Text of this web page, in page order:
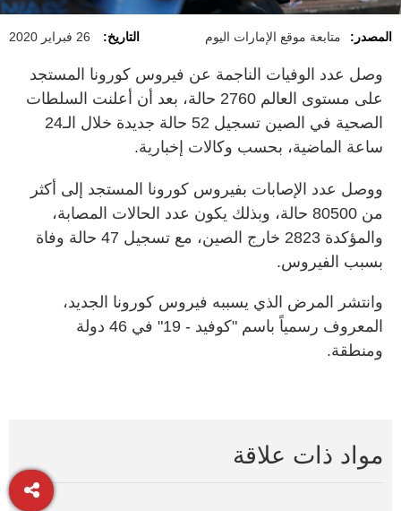
المصدر: متابعة موقع الإمارات اليوم التاريخ: 26 فبراير 2020
وصل عدد الوفيات الناجمة عن فيروس كورونا المستجد
على مستوى العالم 2760 حالة، بعد أن أعلنت السلطات
الصحية في الصين تسجيل 52 حالة جديدة خلال الـ24
ساعة الماضية، بحسب وكالات إخبارية.
ووصل عدد الإصابات بفيروس كورونا المستجد إلى أكثر
من 80500 حالة، وبذلك يكون عدد الحالات المصابة،
والمؤكدة 2823 خارج الصين، مع تسجيل 47 حالة وفاة
بسبب الفيروس.
وانتشر المرض الذي يسببه فيروس كورونا الجديد،
المعروف رسمياً باسم "كوفيد - 19" في 46 دولة
ومنطقة.
مواد ذات علاقة